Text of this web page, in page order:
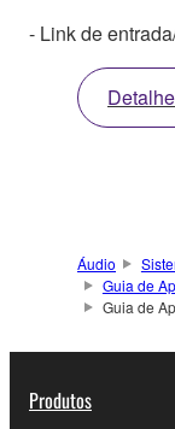
- Link de
Áudio
Guia de
Guia de
Produtos